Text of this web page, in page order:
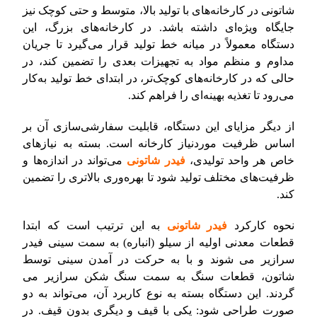
شاتونی در کارخانه‌های با تولید بالا، متوسط و حتی کوچک نیز
جایگاه ویژه‌ای داشته باشد. در کارخانه‌های بزرگ، این
دستگاه معمولاً در میانه خط تولید قرار می‌گیرد تا جریان
مداوم و منظم مواد به تجهیزات بعدی را تضمین کند، در
حالی که در کارخانه‌های کوچک‌تر، در ابتدای خط تولید به‌کار
می‌رود تا تغذیه بهینه‌ای را فراهم کند.
از دیگر مزایای این دستگاه، قابلیت سفارشی‌سازی آن بر
اساس ظرفیت موردنیاز کارخانه است. بسته به نیازهای
خاص هر واحد تولیدی،فیدر شاتونی می‌تواند در اندازه‌ها و
ظرفیت‌های مختلف تولید شود تا بهره‌وری بالاتری را تضمین
کند.
نحوه کارکرد فیدر شاتونی به این ترتیب است که ابتدا
قطعات معدنی اولیه از سیلو (انباره) به سمت سینی فیدر
سرازیر می شوند و با به حرکت در آمدن سینی توسط
شاتون، قطعات سنگ به سمت سنگ شکن سرازیر می
گردند. این دستگاه بسته به نوع کاربرد آن، می‌تواند به دو
صورت طراحی شود: یکی با قیف و دیگری بدون قیف. در